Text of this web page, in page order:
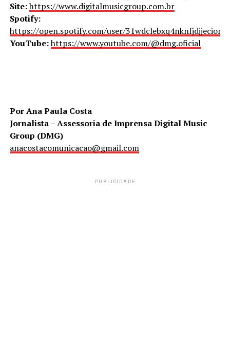
Site:https://www.digitalmusicgroup.com.br
Spotify:
https://open.spotify.com/user/
YouTube:https://www.youtube.com/@dmg.oficial
Por Ana Paula Costa
Jornalista – Assessoria de Imprensa Digital Music
Group (DMG)
anacostacomunicacao@gmail.com
PUBLICIDADE